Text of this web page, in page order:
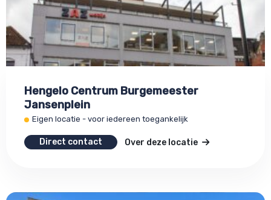
Hengelo Centrum Burgemeester
Jansenplein
Eigen locatie - voor iedereen toegankelijk
Direct contact Over deze locatie